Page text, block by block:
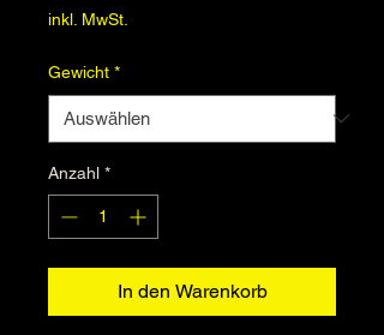
inkl. MwSt.
Gewicht *
Anzahl *
In den Warenkorb